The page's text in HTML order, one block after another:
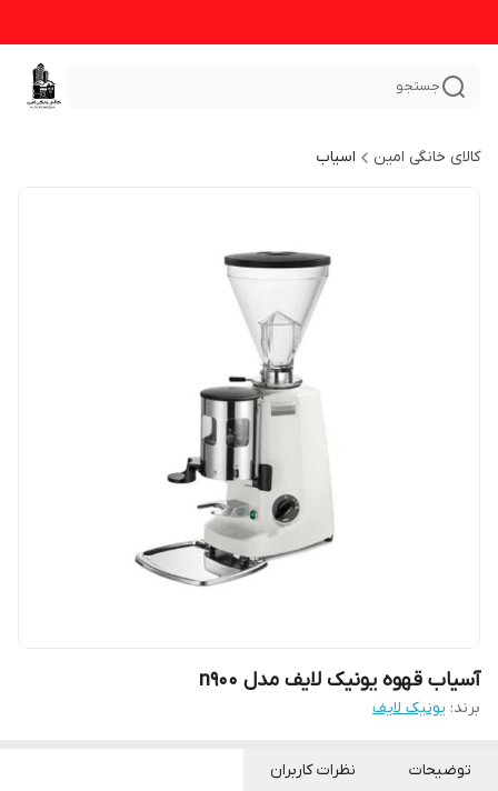
جستجو
کالای خانگی امین اسیاب
آسیاب قهوه یونیک لایف مدل n900
برند: یونیک لایف
توضیحات نظرات کاربران